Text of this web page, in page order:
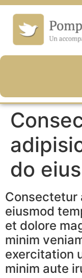
do
Consectetur
eiusmod
et dolore
minim
exercitation
minim aute